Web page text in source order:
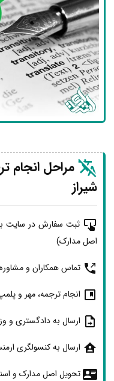
مراحل انجام
شیراز
ثبت سفارش در سایت
اصل مدارک)
تماس همکاران و
انجام ترجمه، مهر و
ارسال به دادگستری و
ارسال به کنسولگری
تحویل اصل مدارک و